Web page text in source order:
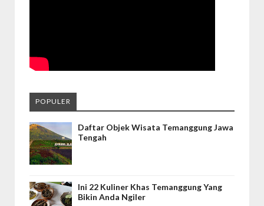
POPULER
Daftar Objek Wisata Temanggung Jawa
Tengah
Ini 22 Kuliner Khas Temanggung Yang
Bikin Anda Ngiler